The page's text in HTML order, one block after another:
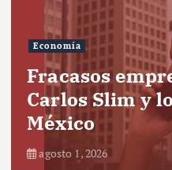
Economía
Fracasos
Carlos Slim y
México
agosto 1, 2026